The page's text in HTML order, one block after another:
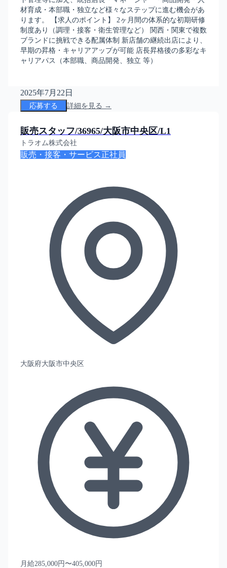
材育成・本部職・独立など様々なステップに進む機会があ
ります。 【求人のポイント】 2ヶ月間の体系的な初期研修
制度あり（調理・接客・衛生管理など） 関西・関東で複数
ブランドに挑戦できる配属体制 新店舗の継続出店により、
早期の昇格・キャリアアップが可能 店長昇格後の多彩なキ
ャリアパス（本部職、商品開発、独立 等）
2025年7月22日
応募する 詳細を見る →
販売スタッフ/36965/大阪市中央区/L1
トラオム株式会社
販売・接客・サービス 正社員
大阪府大阪市中央区
月給285,000円〜405,000円